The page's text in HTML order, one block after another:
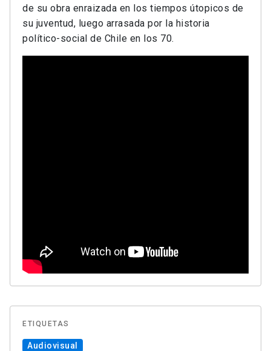
de su obra enraizada en los tiempos útopicos de
su juventud, luego arrasada por la historia
político-social de Chile en los 70.
ETIQUETAS
Audiovisual